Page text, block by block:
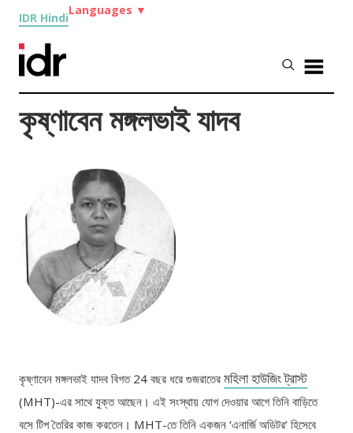
IDR Hindi
Languages ▼
কৃষ্ণাবেন মঙ্গলভাই যাদব
কৃষ্ণাবেন মঙ্গলভাই যাদব বিগত 24বছর ধরে গুজরাতের মহিলাহাউজিংট্রাস্ট
(MHT)-এর সাথে যুক্ত আছেন। এই সংস্থায় যোগ দেওয়ার আগে তিনি বাড়িতে
বসে টিপ তৈরির কাজ করতেন। MHT-তে তিনি একজন ‘এনার্জি অডিটর’হিসেবে